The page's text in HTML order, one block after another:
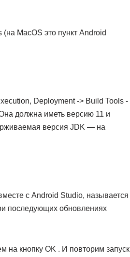
MacOS это пункт Android
Deployment -> Build Tools -
должна иметь версию 11 и
версия JDK — на
с Android Studio, называется
последующих обновлениях
на кнопку OK . И повторим запуск